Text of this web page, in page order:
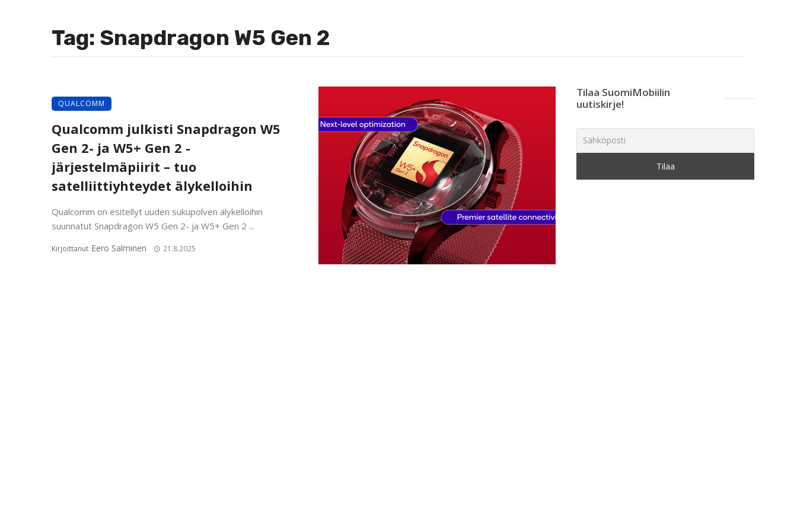
Tag: Snapdragon W5 Gen 2
QUALCOMM
Qualcomm julkisti Snapdragon W5
Gen 2- ja W5+ Gen 2 -
järjestelmäpiirit – tuo
satelliittiyhteydet älykelloihin
Qualcomm on esitellyt uuden sukupolven älykelloihin
suunnatut Snapdragon W5 Gen 2- ja W5+ Gen 2 ...
Kirjoittanut Eero Salminen 21.8.2025
Tilaa SuomiMobiilin
uutiskirje!